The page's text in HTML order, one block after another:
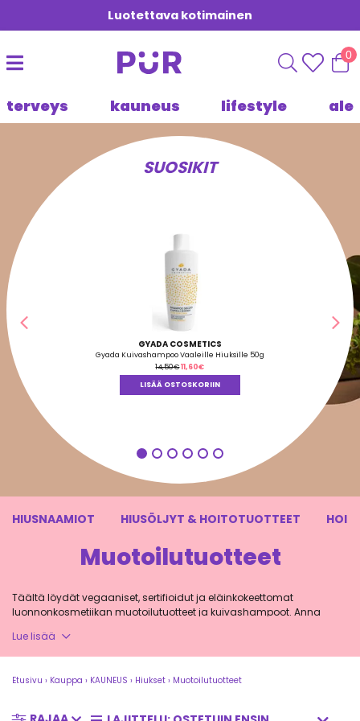
Luotettava kotimainen
0
terveys kauneus lifestyle ale
SUOSIKIT
GYADA COSMETICS
Gyada Kuivashampoo Vaaleille Hiuksille 50g
14,50€Alkuperäinen
hinta
oli:
14,50€.
11,60€Nykyinen
hinta
on:
11,60€.
LISÄÄ OSTOSKORIIN
Edellinen
HIUSNAAMIOT HIUSÖLJYT & HOITOTUOTTEET
Muotoilutuotteet
Täältä löydät vegaaniset, sertifioidut ja eläinkokeettomat
luonnonkosmetiikan muotoilutuotteet ja kuivashampoot. Anna
kuivashampoot
Lue lisää
Etusivu › Kauppa › KAUNEUS › Hiukset › Muotoilutuotteet